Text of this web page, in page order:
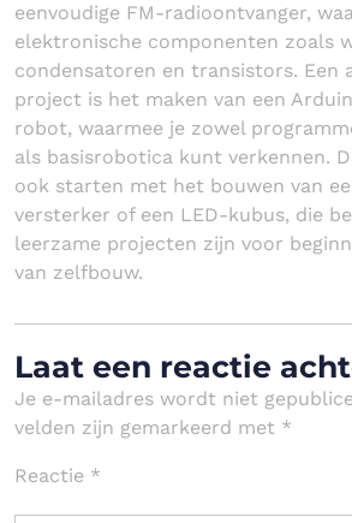
eenvoudige FM-radioontvanger,
elektronische componenten zoals
condensatoren en transistors. Een
project is het maken van een
robot, waarmee je zowel
als basisrobotica kunt verkennen.
ook starten met het bouwen van
versterker of een LED-kubus, die
leerzame projecten zijn voor
van zelfbouw.
Laat een reactie
Je e-mailadres wordt niet
velden zijn gemarkeerd met *
Reactie *